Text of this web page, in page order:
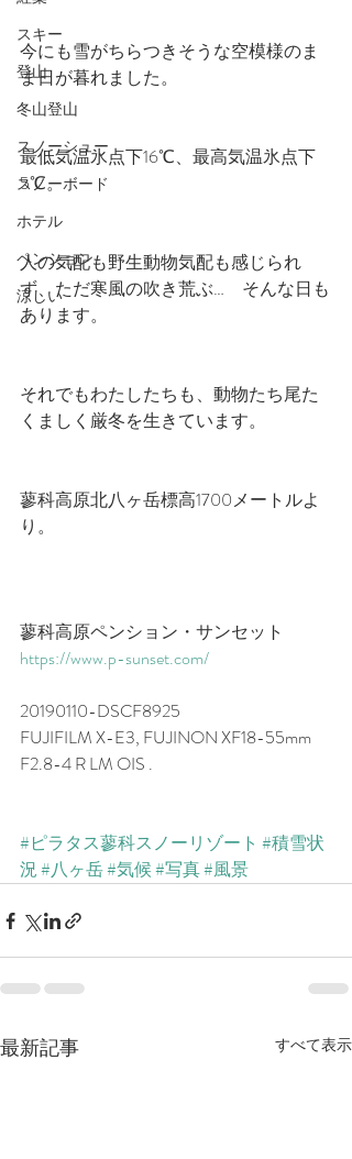
スキー
登山
冬山登山
スノーシュー
スノーボード
ホテル
ペンション
涼しい
今にも雪がちらつきそうな空模様のま
ま日が暮れました。
最低気温氷点下16℃、最高気温氷点下
5℃。
人の気配も野生動物気配も感じられ
ず、ただ寒風の吹き荒ぶ…　そんな日も
あります。
それでもわたしたちも、動物たち尾た
くましく厳冬を生きています。
蓼科高原北八ヶ岳標高1700メートルよ
り。
蓼科高原ペンション・サンセット
https://www.p-sunset.com/
20190110-DSCF8925
FUJIFILM X-E3, FUJINON XF18-55mm
F2.8-4 R LM OIS .
#ピラタス蓼科スノーリゾート #積雪状
況#八ヶ岳#気候#写真#風景
最新記事 すべて表示